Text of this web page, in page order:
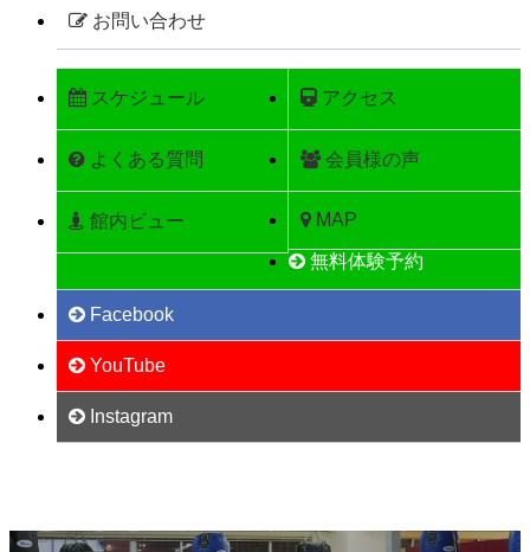
お問い合わせ
スケジュール アクセス
よくある質問 会員様の声
館内ビュー MAP
無料体験予約
Facebook
YouTube
Instagram